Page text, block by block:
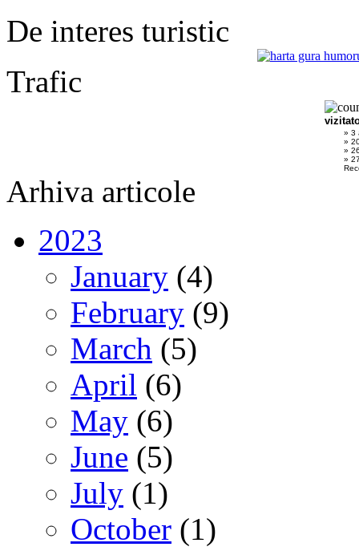
De interes turistic
Trafic
» 3
»
»
»
Arhiva articole
2023
January (4)
February (9)
March (5)
April (6)
May (6)
June (5)
July (1)
October (1)